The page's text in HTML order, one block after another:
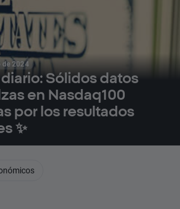
de 2024
Sólidos datos
en Nasdaq100
por los resultados
✨